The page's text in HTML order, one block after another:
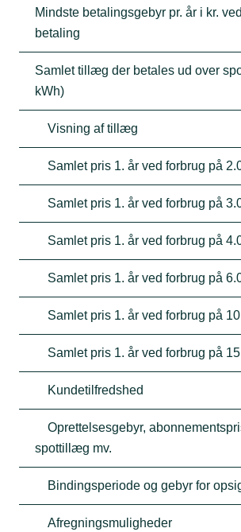
Mindste betalingsgebyr pr. år i kr.
betaling
Samlet tillæg der betales ud over
kWh)
Visning af tillæg
Samlet pris 1. år ved forbrug på
Samlet pris 1. år ved forbrug på
Samlet pris 1. år ved forbrug på
Samlet pris 1. år ved forbrug på
Samlet pris 1. år ved forbrug på
Samlet pris 1. år ved forbrug på
Kundetilfredshed
Oprettelsesgebyr,
spottillæg mv.
Bindingsperiode og gebyr for
Afregningsmuligheder